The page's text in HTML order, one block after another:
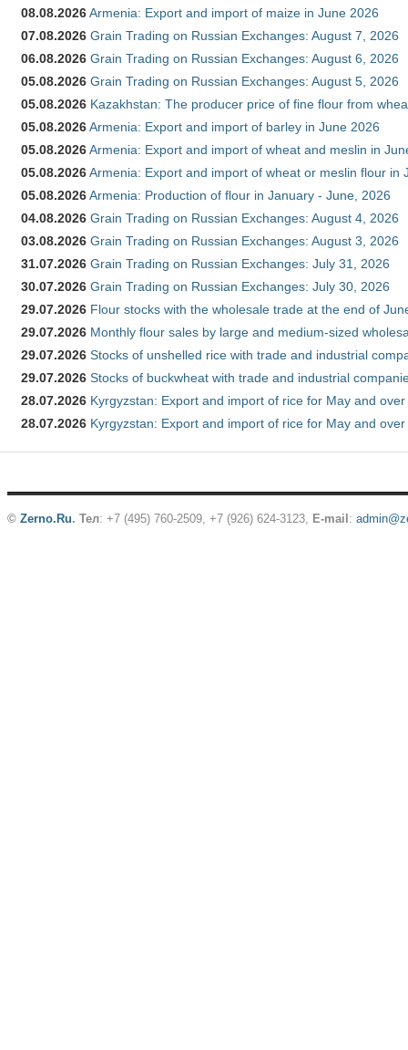
08.08.2026Armenia: Export and import of maize in June 2026
07.08.2026 Grain Trading on Russian Exchanges: August 7, 2026
06.08.2026 Grain Trading on Russian Exchanges: August 6, 2026
05.08.2026 Grain Trading on Russian Exchanges: August 5, 2026
05.08.2026 Kazakhstan: The producer price of fine flour from
05.08.2026Armenia: Export and import of barley in June 2026
05.08.2026Armenia: Export and import of wheat and meslin in
05.08.2026Armenia: Export and import of wheat or meslin flour in
05.08.2026Armenia: Production of flour in January - June, 2026
04.08.2026 Grain Trading on Russian Exchanges: August 4, 2026
03.08.2026 Grain Trading on Russian Exchanges: August 3, 2026
31.07.2026 Grain Trading on Russian Exchanges: July 31, 2026
30.07.2026 Grain Trading on Russian Exchanges: July 30, 2026
29.07.2026 Flour stocks with the wholesale trade at the end of
29.07.2026 Monthly flour sales by large and medium-sized
29.07.2026 Stocks of unshelled rice with trade and industrial
29.07.2026 Stocks of buckwheat with trade and industrial
28.07.2026 Kyrgyzstan: Export and import of rice for May and
28.07.2026 Kyrgyzstan: Export and import of rice for May and
© Zerno.Ru. Тел: +7 (495) 760-2509, +7 (926) 624-3123, E-mail :